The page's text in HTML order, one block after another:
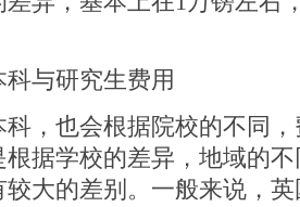
与研究生费用
也会根据院校的不同，
据学校的差异，地域的
较大的差别。一般来说，